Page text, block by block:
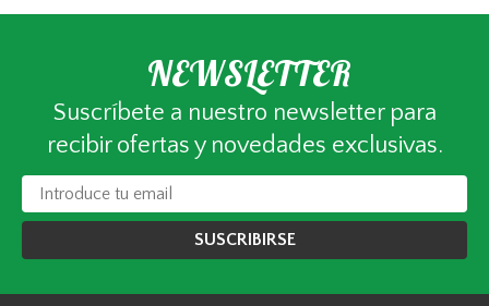
NEWSLETTER
Suscríbete a nuestro newsletter para
recibir ofertas y novedades exclusivas.
SUSCRIBIRSE